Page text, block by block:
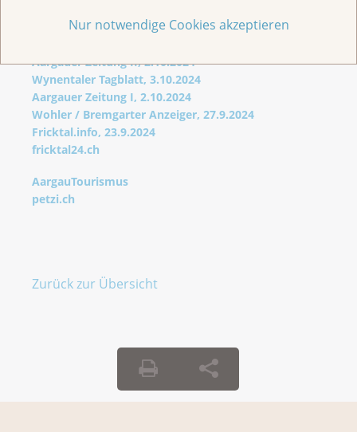
Nur notwendige Cookies akzeptieren
Pink Sound in den Medien und im Web
Aargauer Zeitung II, 2.10.2024
Wynentaler Tagblatt, 3.10.2024
Aargauer Zeitung I, 2.10.2024
Wohler / Bremgarter Anzeiger, 27.9.2024
Fricktal.info, 23.9.2024
fricktal24.ch
AargauTourismus
petzi.ch
Zurück zur Übersicht